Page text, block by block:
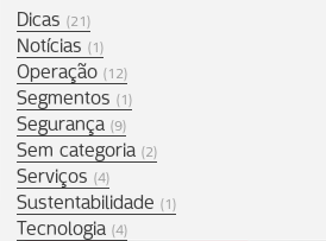
Dicas (21)
Notícias (1)
Operação (12)
Segmentos (1)
Segurança (9)
Sem categoria (2)
Serviços (4)
Sustentabilidade (1)
Tecnologia (4)